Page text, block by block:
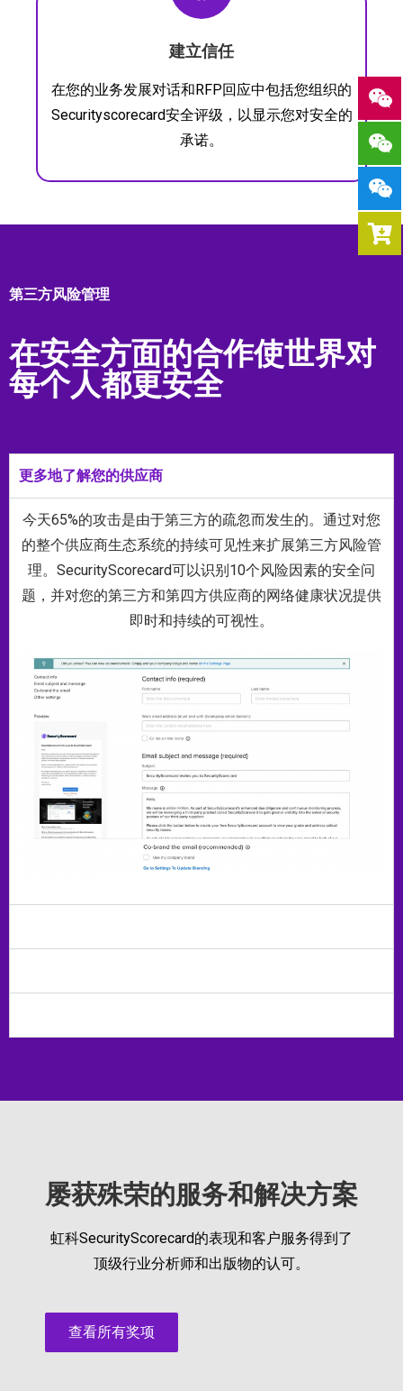
建立信任
在您的业务发展对话和RFP回应中包括您组织的
Securityscorecard安全评级，以显示您对安全的
承诺。
第三方风险管理
在安全方面的合作使世界对
每个人都更安全
更多地了解您的供应商
今天65%的攻击是由于第三方的疏忽而发生的。通过对您
的整个供应商生态系统的持续可见性来扩展第三方风险管
理。SecurityScorecard可以识别10个风险因素的安全问
题，并对您的第三方和第四方供应商的网络健康状况提供
即时和持续的可视性。
屡获殊荣的服务和解决方案
虹科SecurityScorecard的表现和客户服务得到了
顶级行业分析师和出版物的认可。
查看所有奖项